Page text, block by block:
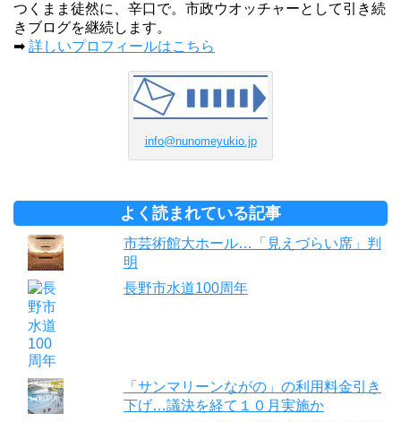
つくまま徒然に、辛口で。市政ウオッチャーとして引き続
きブログを継続します。
➡ 詳しいプロフィールはこちら
info@nunomeyukio.jp
よく読まれている記事
市芸術館大ホール…「見えづらい席」判
明
長野市水道100周年
「サンマリーンながの」の利用料金引き
下げ…議決を経て１０月実施か